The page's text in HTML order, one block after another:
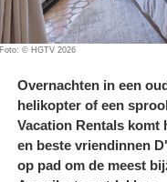
Foto: © HGTV 2026
Overnachten in een
helikopter of een
Vacation Rentals komt
en beste vriendinnen
op pad om de meest